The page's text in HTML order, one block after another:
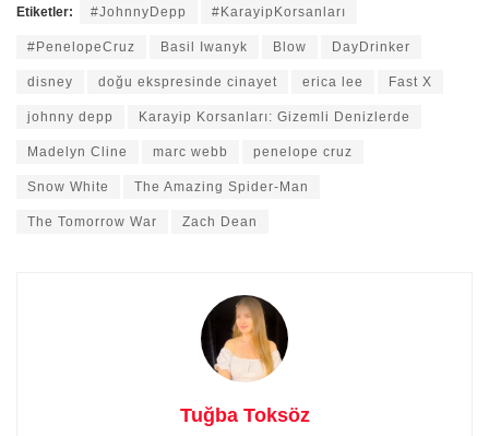
Etiketler: #JohnnyDepp #KarayipKorsanları
#PenelopeCruz Basil Iwanyk Blow DayDrinker
disney doğu ekspresinde cinayet erica lee Fast X
johnny depp Karayip Korsanları: Gizemli Denizlerde
Madelyn Cline marc webb penelope cruz
Snow White The Amazing Spider-Man
The Tomorrow War Zach Dean
Tuğba Toksöz